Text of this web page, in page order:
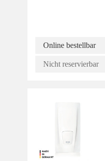
Online bestellbar
Nicht reservierbar